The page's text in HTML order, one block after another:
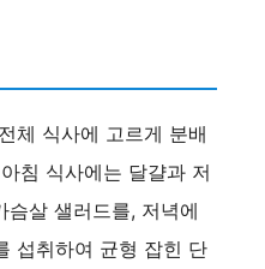
i
체 식사에 고르게 분배
침 식사에는 달걀과 저
슴살 샐러드를, 저녁에
섭취하여 균형 잡힌 단